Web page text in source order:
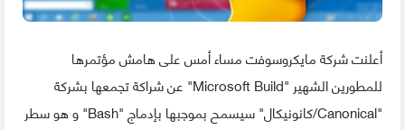
أعلنت شركة مايكروسوفت مساء أمس على هامش مؤتمرها
للمطورين الشهير "Microsoft Build" عن شراكة تجمعها بشركة
"Canonical/كانونيكال" سيسمح بموجبها بإدماج "Bash" و هو سطر